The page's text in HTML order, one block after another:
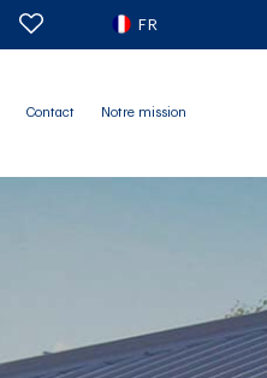
FR
Contact Notre mission